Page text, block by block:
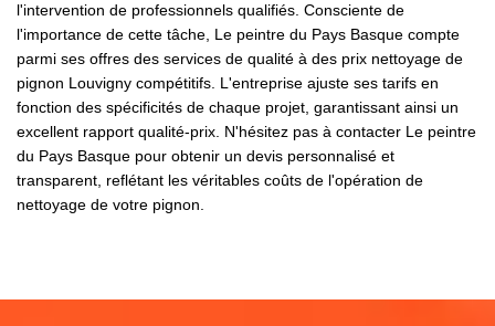
l'intervention de professionnels qualifiés. Consciente de
l'importance de cette tâche, Le peintre du Pays Basque compte
parmi ses offres des services de qualité à des prix nettoyage de
pignon Louvigny compétitifs. L'entreprise ajuste ses tarifs en
fonction des spécificités de chaque projet, garantissant ainsi un
excellent rapport qualité-prix. N'hésitez pas à contacter Le peintre
du Pays Basque pour obtenir un devis personnalisé et
transparent, reflétant les véritables coûts de l'opération de
nettoyage de votre pignon.